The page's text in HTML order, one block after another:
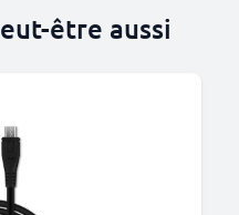
être aussi